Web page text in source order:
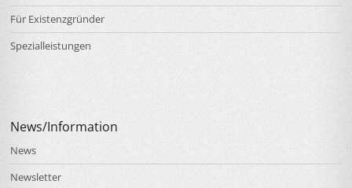
Für Existenzgründer
Spezialleistungen
News/Information
News
Newsletter